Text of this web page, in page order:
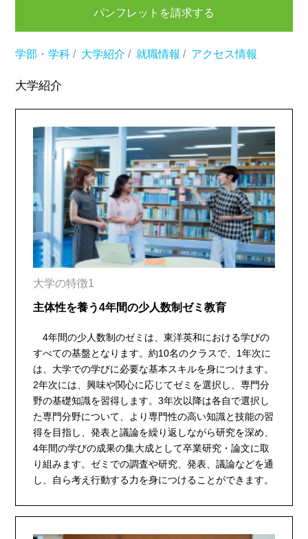
パンフレットを請求する
学部・学科 / 大学紹介 / 就職情報 / アクセス情報
大学紹介
大学の特徴1
主体性を養う4年間の少人数制ゼミ教育
4年間の少人数制のゼミは、東洋英和における学びの
すべての基盤となります。約10名のクラスで、1年次に
は、大学での学びに必要な基本スキルを身につけます。
2年次には、興味や関心に応じてゼミを選択し、専門分
野の基礎知識を習得します。3年次以降は各自で選択し
た専門分野について、より専門性の高い知識と技能の習
得を目指し、発表と議論を繰り返しながら研究を深め、
4年間の学びの成果の集大成として卒業研究・論文に取
り組みます。ゼミでの調査や研究、発表、議論などを通
し、自ら考え行動する力を身につけることができます。